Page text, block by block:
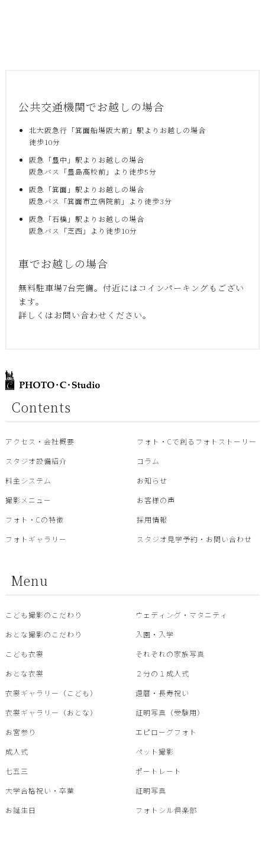
公共交通機関でお越しの場合
北大阪急行「箕面船場阪大前」駅よりお越しの場合
徒歩10分
阪急「豊中」駅よりお越しの場合
阪急バス「豊島高校前」より徒歩5分
阪急「箕面」駅よりお越しの場合
阪急バス「箕面市立病院前」より徒歩3分
阪急「石橋」駅よりお越しの場合
阪急バス「芝西」より徒歩10分
車でお越しの場合
無料駐車場7台完備。付近にはコインパーキングもござい
ます。
詳しくはお問い合わせください。
Contents
アクセス・会社概要
スタジオ設備紹介
料金システム
撮影メニュー
フォト・Cの特徴
フォトギャラリー
フォト・Cで創るフォトストーリー
コラム
お知らせ
お客様の声
採用情報
スタジオ見学予約・お問い合わせ
Menu
こども撮影のこだわり
おとな撮影のこだわり
こども衣裳
おとな衣裳
衣裳ギャラリー（こども）
衣裳ギャラリー（おとな）
お宮参り
成人式
七五三
大学合格祝い・卒業
お誕生日
ウェディング・マタニティ
入園・入学
それぞれの家族写真
２分の１成人式
還暦・⾧寿祝い
証明写真（受験用）
エピローグフォト
ペット撮影
ポートレート
証明写真
フォトシル倶楽部